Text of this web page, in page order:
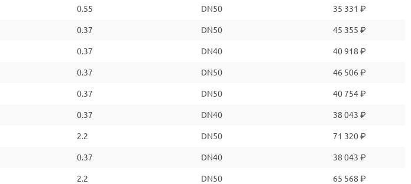
0.55 DN50 35 331 ₽
0.37 DN50 45 355 ₽
0.37 DN40 40 918 ₽
0.37 DN50 46 506 ₽
0.37 DN50 40 754 ₽
0.37 DN40 38 043 ₽
2.2 DN50 71 320 ₽
0.37 DN40 38 043 ₽
2.2 DN50 65 568 ₽